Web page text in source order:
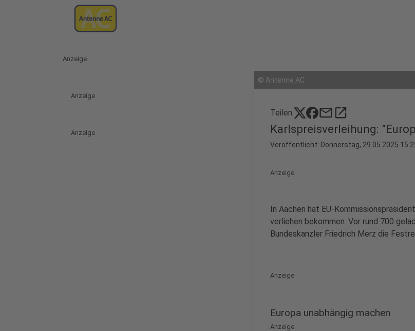
Anzeige
Anzeige
Anzeige
© Antenne AC
Teilen: mailopen_in_new
Karlspreisverleihung:
Veröffentlicht: Donnerstag, 29.05.2025
Anzeige
In Aachen hat EU-
verliehen bekommen. Vor rund 700
Bundeskanzler Friedrich Merz die
Anzeige
Europa unabhängig machen
Anzeige